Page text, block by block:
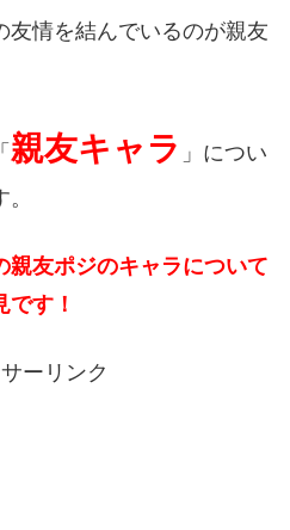
友情を結んでいるのが親友
親友キャラ 」につい
親友ポジのキャラについて
す！
ーリンク